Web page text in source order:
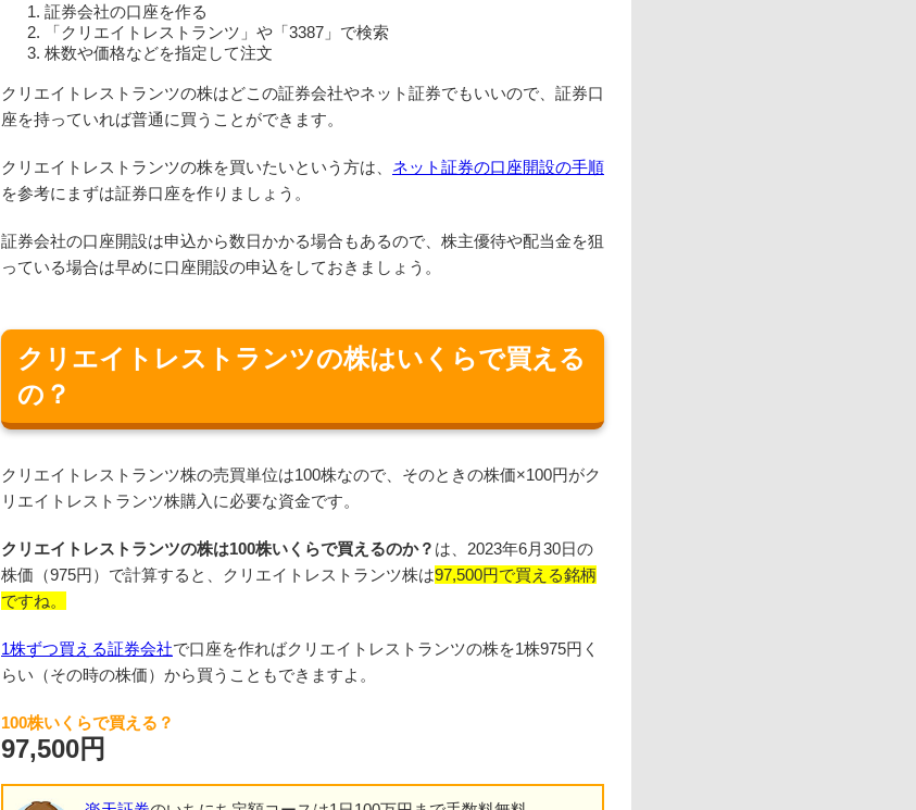
証券会社の口座を作る
「クリエイトレストランツ」や「3387」で検索
株数や価格などを指定して注文
クリエイトレストランツの株はどこの証券会社やネット証券でもいいので、証券口
座を持っていれば普通に買うことができます。
クリエイトレストランツの株を買いたいという方は、 ネット証券の口座開設の手順
を参考にまずは証券口座を作りましょう。
証券会社の口座開設は申込から数日かかる場合もあるので、株主優待や配当金を狙
っている場合は早めに口座開設の申込をしておきましょう。
クリエイトレストランツの株はいくらで買える
の？
クリエイトレストランツ株の売買単位は100株なので、そのときの株価×100円がク
リエイトレストランツ株購入に必要な資金です。
クリエイトレストランツの株は100株いくらで買えるのか？ は、2023年6月30日の
株価（975円）で計算すると、クリエイトレストランツ株は97,500円で買える銘柄
ですね。
1株ずつ買える証券会社で口座を作ればクリエイトレストランツの株を1株975円く
らい（その時の株価）から買うこともできますよ。
100株いくらで買える？
97,500円